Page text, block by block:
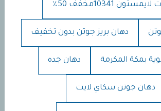
10341مخفف 50٪
دهان بريز جوتن بدون تخفيف
بمكة المكرمة دهان جده
دهان جوتن سكاي لايت